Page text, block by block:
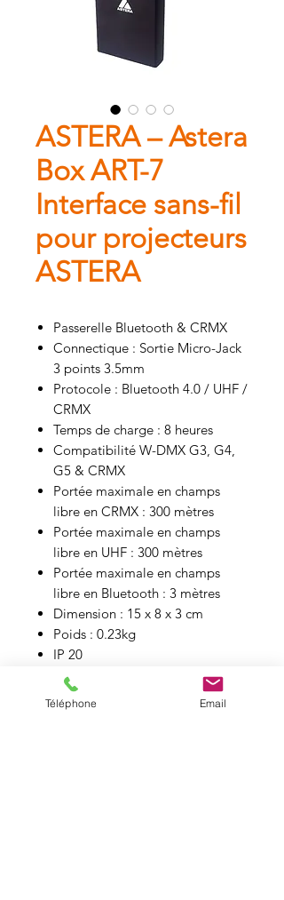
ASTERA – Astera
Box ART-7
Interface sans-fil
pour projecteurs
ASTERA
Passerelle Bluetooth & CRMX
Connectique : Sortie Micro-Jack
3 points 3.5mm
Protocole : Bluetooth 4.0 / UHF /
CRMX
Temps de charge : 8 heures
Compatibilité W-DMX G3, G4,
G5 & CRMX
Portée maximale en champs
libre en CRMX : 300 mètres
Portée maximale en champs
libre en UHF : 300 mètres
Portée maximale en champs
libre en Bluetooth : 3 mètres
Dimension : 15 x 8 x 3 cm
Poids : 0.23kg
IP 20
Batterie Intégrée
Autonomie maximale sur
batterie en utilisation CRMX : 8 à
Téléphone Email